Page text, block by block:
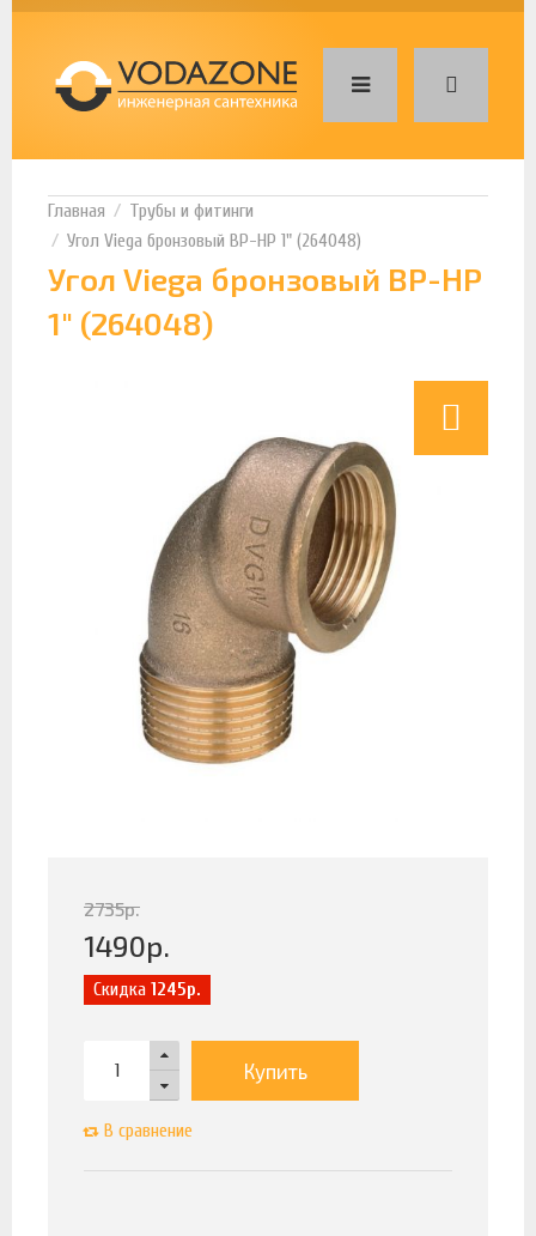
Трубы и фитинги
Угол Viega бронзовый ВР-НР 1" (264048)
Угол Viega бронзовый ВР-НР
1" (264048)
2735р.
1490р.
Скидка 1245р.
Купить
В сравнение